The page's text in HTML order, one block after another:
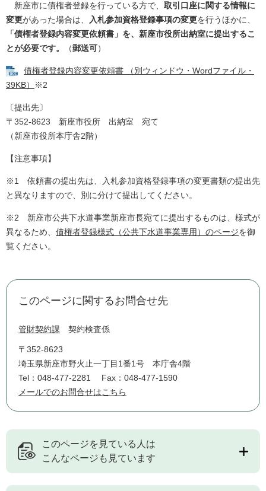
新座市に債権者登録を行っている方で、 取引口座に関する情報に
変更があった場合は、 入札参加資格登録事項の変更を行うほかに、
「債権者登録内容変更依頼書」を、新座市役所出納室に提出するこ
とが必要です。
（郵送可）
債権者登録内容変更依頼書 （別ウィンドウ・Wordファイル・
39KB）
※2
〔提出先〕
〒352-8623 新座市役所 出納室 宛て
（新座市役所本庁舎2階）
【注意事項】
※1 依頼書の提出先は、入札参加資格登録事項の変更書類の提出先
と異なりますので、別に分けて提出してください。
※2 新座市公共下水道事業新座市長宛てに提出するものは、様式が
異なるため、 債権者登録様式（公共下水道事業専用）のページを御
覧ください。
このページに関するお問合せ先
管財契約課 契約検査係
〒352-8623
埼玉県新座市野火止一丁目1番1号 本庁舎4階
Tel：048-477-2281
Fax：048-477-1590
メールでのお問合せはこちら
このページを見ている人は
こんなページも見ています